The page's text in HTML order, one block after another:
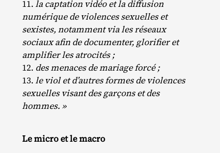
la captation vidéo et la diffusion
numérique de violences sexuelles et
sexistes, notamment via les réseaux
sociaux afin de documenter, glorifier et
amplifier les atrocités ;
des menaces de mariage forcé ;
le viol et d’autres formes de violences
sexuelles visant des garçons et des
hommes. »
Le micro et le macro